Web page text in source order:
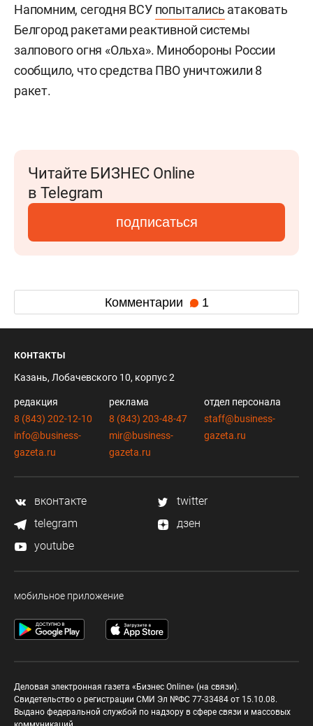
Напомним, сегодня ВСУ попытались атаковать
Белгород ракетами реактивной системы
залпового огня «Ольха». Минобороны России
сообщило, что средства ПВО уничтожили 8
ракет.
Читайте БИЗНЕС Online
в Telegram
подписаться
Комментарии 1
контакты
Казань, Лобачевского 10, корпус 2
редакция
8 (843) 202-12-10
info@business-
gazeta.ru
реклама
8 (843) 203-48-47
mir@business-
gazeta.ru
отдел персонала
staff@business-
gazeta.ru
вконтакте
twitter
telegram
дзен
youtube
мобильное приложение
Деловая электронная газета «Бизнес Online» (на связи).
Свидетельство о регистрации СМИ Эл №ФС 77-33484 от 15.10.08.
Выдано федеральной службой по надзору в сфере связи и массовых